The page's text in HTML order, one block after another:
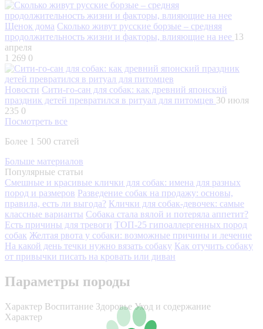
Щенок дома Сколько живут русские борзые – средняя
продолжительность жизни и факторы, влияющие на нее 13
апреля
1 269 0
Новости Сити-го-сан для собак: как древний японский
праздник детей превратился в ритуал для питомцев 30 июля
235 0
Посмотреть все
Более 1 500 статей
Больше материалов
Популярные статьи
Смешные и красивые клички для собак: имена для разных
пород и размеров Разведение собак на продажу: основы,
правила, есть ли выгода? Клички для собак-девочек: самые
классные варианты Собака стала вялой и потеряла аппетит?
Есть причины для тревоги ТОП-25 гипоаллергенных пород
собак Желтая рвота у собаки: возможные причины и лечение
На какой день течки нужно вязать собаку Как отучить собаку
от привычки писать на кровать или диван
Параметры породы
Характер Воспитание Здоровье Уход и содержание
Характер